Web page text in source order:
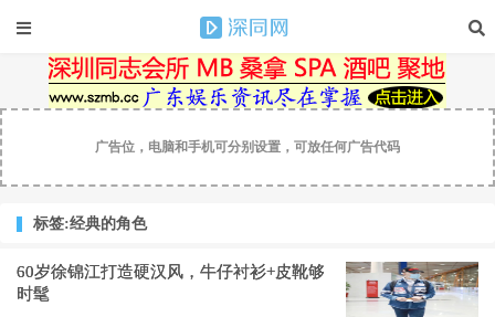
广告位，电脑和手机可分别设置，可放任何广告代码
标签:经典的角色
60岁徐锦江打造硬汉风，牛仔衬衫+皮靴够
时髦